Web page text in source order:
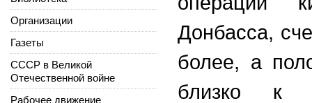
Донбасса,
более, а
близко к
Организации
Газеты
СССР в Великой
Отечественной войне
Рабочее движение